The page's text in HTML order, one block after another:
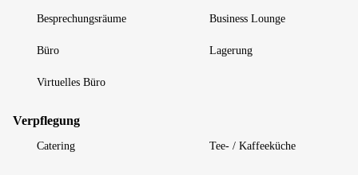
Besprechungsräume Business Lounge
Büro Lagerung
Virtuelles Büro
Verpflegung
Catering Tee- / Kaffeeküche